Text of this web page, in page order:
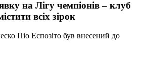
на Лігу чемпіонів – клуб
всіх зірок
Піо Еспозіто був внесений до